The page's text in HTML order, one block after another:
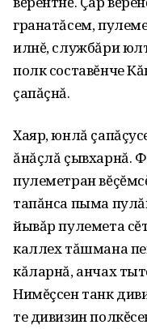
гранатăсем,
илнĕ, службăри
полк составĕнче
çапăçнă.
Хаяр, юнлă
ăнăçлă çывхарнă.
пулеметран
тапăнса пыма
йывăр пулемета
каллех тăшмана
кăларнă, ан­чах
Нимĕçсен танк
те ди­визин